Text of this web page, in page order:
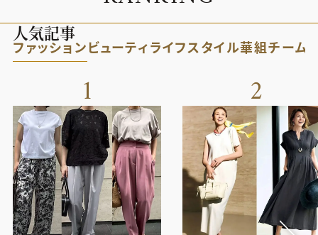
人気記事
ファッション ビューティライフスタイル華組チーム
1 2